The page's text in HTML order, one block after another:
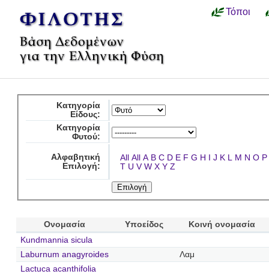
Τόποι
Κατηγορία
Είδους:
Κατηγορία
Φυτού:
Αλφαβητική
Επιλογή:
All All A B C D E F G H I J K L M N O P
T U V W X Y Z
Ονομασία Υποείδος
Κοινή ονομασία
Kundmannia sicula
Laburnum anagyroides
Λαμ
Lactuca acanthifolia